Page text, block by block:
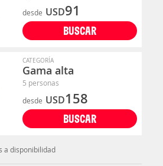
desde USD91
BUSCAR
CATEGORÍA
Gama alta
5 personas
desde USD158
BUSCAR
a disponibilidad